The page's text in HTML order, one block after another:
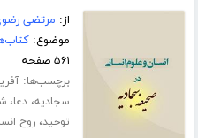
از: مرتضی
موضوع:
۵۶۱ صفحه
برچسب‌ها:
سجادیه،دعا،
توحید،روح